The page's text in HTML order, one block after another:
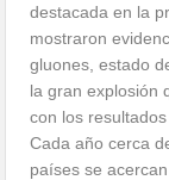
destacada en la
mostraron
gluones, estado
la gran explosión
con los
Cada año cerca
países se